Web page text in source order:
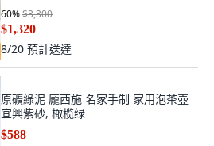
60%$3,300
$1,320
8/20 預計送達
原礦綠泥 龐西施 名家手制 家用泡茶壺
宜興紫砂, 橄榄绿
$588